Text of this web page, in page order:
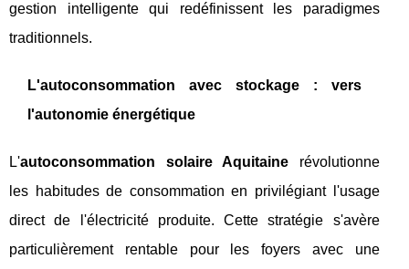
gestion intelligente qui redéfinissent les paradigmes
traditionnels.
L'autoconsommation avec stockage : vers
l'autonomie énergétique
L'autoconsommation solaire Aquitaine révolutionne
les habitudes de consommation en privilégiant l'usage
direct de l'électricité produite. Cette stratégie s'avère
particulièrement rentable pour les foyers avec une